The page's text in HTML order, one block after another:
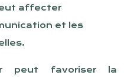
affecter
et les
peut favoriser la